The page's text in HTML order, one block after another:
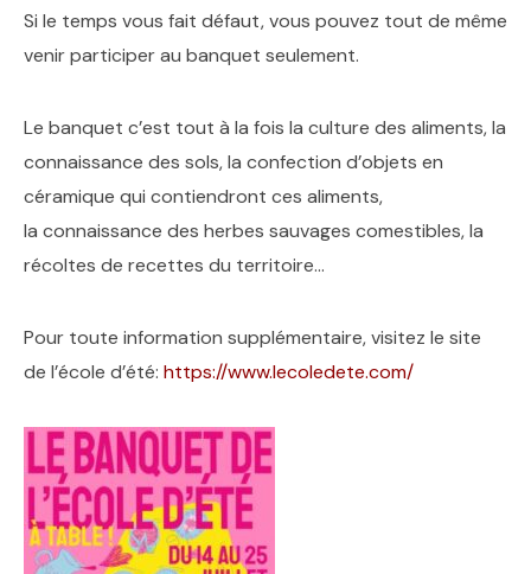
Si le temps vous fait défaut, vous pouvez tout de même
venir participer au banquet seulement.
Le banquet c’est tout à la fois la culture des aliments, la
connaissance des sols, la confection d’objets en
céramique qui contiendront ces aliments,
la connaissance des herbes sauvages comestibles, la
récoltes de recettes du territoire…
Pour toute information supplémentaire, visitez le site
de l’école d’été: https://www.lecoledete.com/